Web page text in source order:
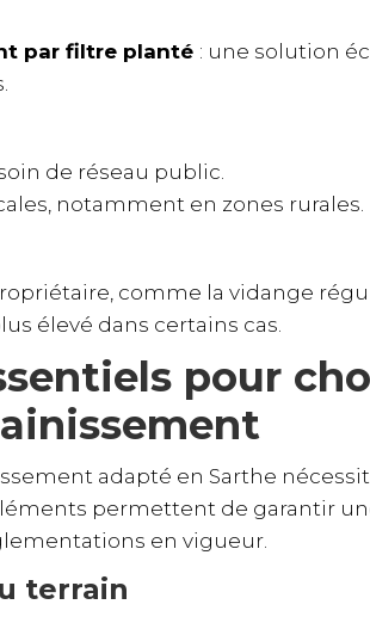
par filtre planté : une solution
de réseau public.
notamment en zones rurales.
comme la vidange
élevé dans certains cas.
pour
adapté en Sarthe
permettent de garantir
en vigueur.
terrain